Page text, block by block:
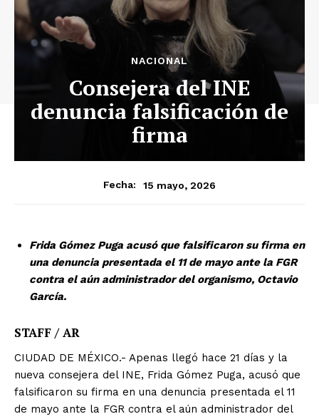
NACIONAL
Consejera del INE
denuncia falsificación de
firma
Fecha: 15 mayo, 2026
Frida Gómez Puga acusó que falsificaron su firma en
una denuncia presentada el 11 de mayo ante la FGR
contra el aún administrador del organismo, Octavio
García.
STAFF / AR
CIUDAD DE MÉXICO.- Apenas llegó hace 21 días y la
nueva consejera del INE, Frida Gómez Puga, acusó que
falsificaron su firma en una denuncia presentada el 11
de mayo ante la FGR contra el aún administrador del